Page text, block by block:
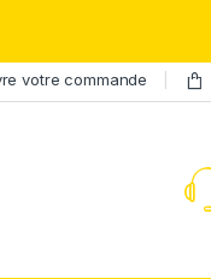
votre commande